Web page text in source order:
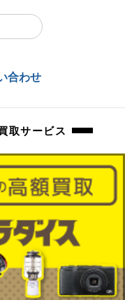
合わせ
取サービス